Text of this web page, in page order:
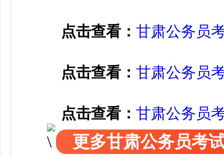
点击查看： 甘肃公务员
点击查看： 甘肃公务员
点击查看： 甘肃公务员
更多甘肃公务员考